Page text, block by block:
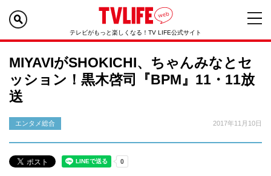
テレビがもっと楽しくなる！TV LIFE公式サイト
MIYAVIがSHOKICHI、ちゃんみなとセ
ッション！黒木啓司『BPM』11・11放
送
エンタメ総合 2017年11月10日